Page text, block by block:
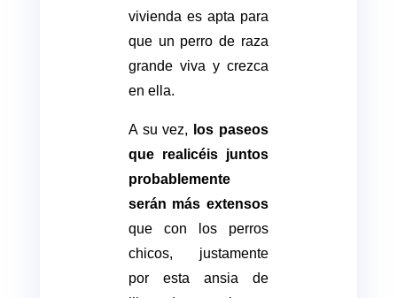
vivienda es apta para
que un perro de raza
grande viva y crezca
en ella.
A su vez,
los paseos
que realicéis juntos
probablemente
serán más extensos
que con los perros
chicos, justamente
por esta ansia de